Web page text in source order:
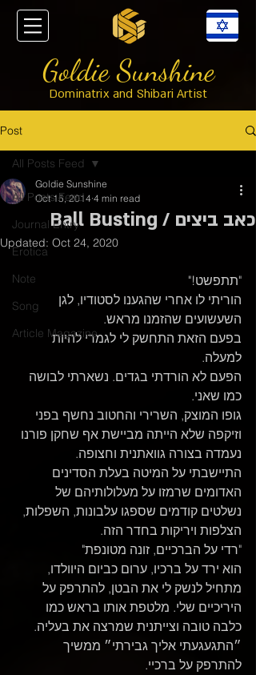
Goldie Sunshine
Dominatrix and Shibari Artist
Post
All Posts Feed
Journal Entry
Erotica
Note
Song
Article Magazine
All Posts Feed
כאב ביצים / Ball Busting
Goldie Sunshine
Oct 15, 2014 4 min read
Updated: Oct 24, 2020
"תתפשט!"
הוריתי לו אחרי שהגענו לסטודיו, לגן
השעשועים שהזמנו מראש.
בפעם הזאת התחשק לי לגמרי להיות
למעלה.
הפעם לא הורדתי בגדים. נשארתי לבושה
כמו שאני.
גופו המוצק, השרירי והחטוב נחשף בפני
וזיקפה שלא הייתה מביישת אף שחקן פורנו
נעמדה בצורה גוואתנית וחצופה.
התיישבתי על המיטה בעלת הסדינים
האדומים שרמזו על מעלולותיהם של
נשלטים קודמים שספגו עלבונות, השפלות,
הצלפות ויריקות בחדר הזה.
"רדי על הברכיים, זונה מטונפת"
הוא ירד על ברכיו, ערום כביום היוולדו,
מתחיל לנשק לי את הבטן, להתרפק על
היריכיים שלי. מלטפת אותו בראש כמו
כלבה טובה וצייתנית שמרצה את בעליה.
״התגעגעתי אליך גבירתי״ ממשיך
להתרפק על ברכיי.